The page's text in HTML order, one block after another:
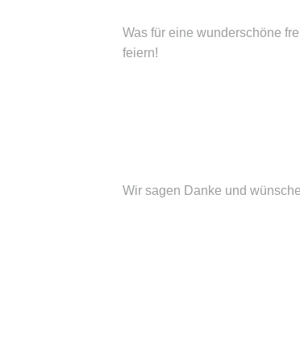
Was für eine wunderschöne
feiern!
Wir sagen Danke und